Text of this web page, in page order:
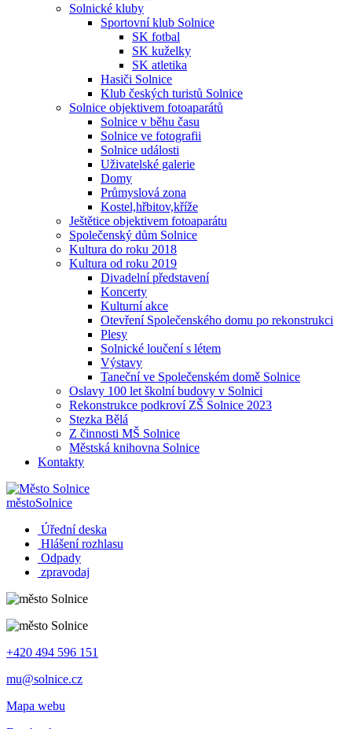
Solnické kluby
Sportovní klub Solnice
SK fotbal
SK kuželky
SK atletika
Hasiči Solnice
Klub českých turistů Solnice
Solnice objektivem fotoaparátů
Solnice v běhu času
Solnice ve fotografii
Solnice události
Uživatelské galerie
Domy
Průmyslová zona
Kostel,hřbitov,kříže
Ještětice objektivem fotoaparátu
Společenský dům Solnice
Kultura do roku 2018
Kultura od roku 2019
Divadelní představení
Koncerty
Kulturní akce
Otevření Společenského domu po rekonstrukci
Plesy
Solnické loučení s létem
Výstavy
Taneční ve Společenském domě Solnice
Oslavy 100 let školní budovy v Solnici
Rekonstrukce podkroví ZŠ Solnice 2023
Stezka Bělá
Z činnosti MŠ Solnice
Městská knihovna Solnice
Kontakty
městoSolnice
Úřední deska
Hlášení rozhlasu
Odpady
zpravodaj
+420 494 596 151
mu@solnice.cz
Mapa webu